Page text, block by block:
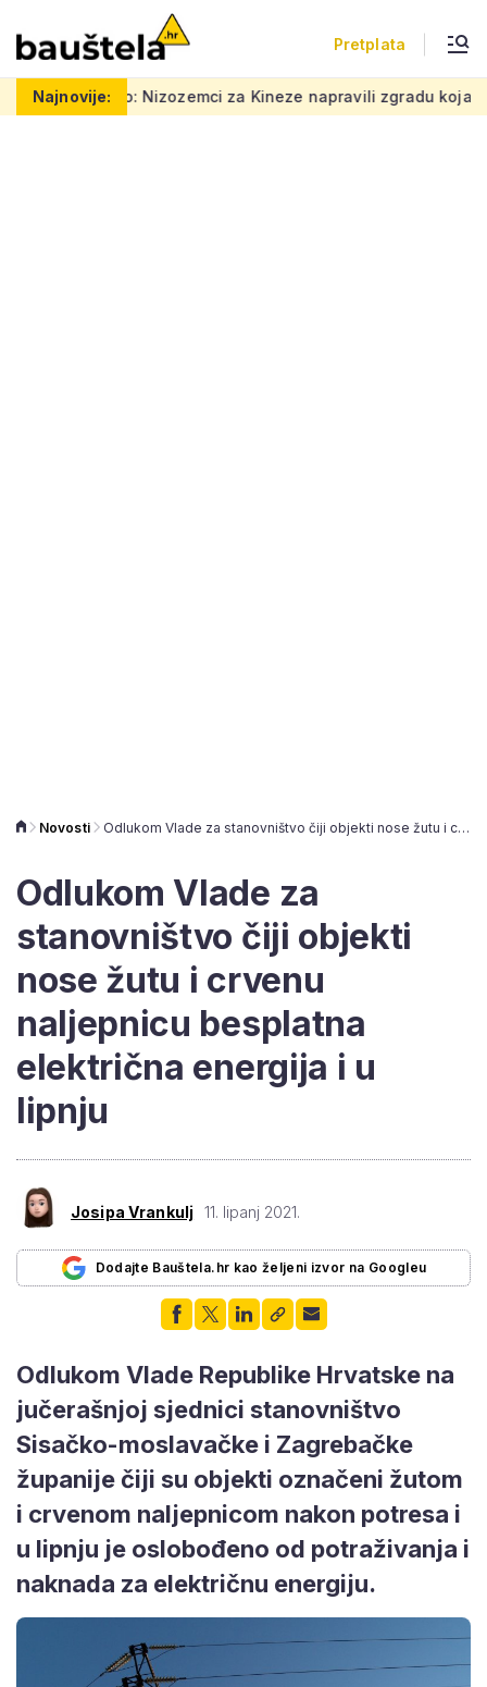
Pretplata
Najnovije:za Kineze napravili zgradu koja pomiče granice,
Novosti Odlukom Vlade za stanovništvo čiji objekti nose žutu i crvenu naljepnicu besplatna električna energija i u lipnju
Odlukom Vlade za
stanovništvo čiji objekti
nose žutu i crvenu
naljepnicu besplatna
električna energija i u
lipnju
Josipa Vrankulj 11. lipanj 2021.
Dodajte Bauštela.hr kao željeni izvor na Googleu
Odlukom Vlade Republike Hrvatske na
jučerašnjoj sjednici stanovništvo
Sisačko-moslavačke i Zagrebačke
županije čiji su objekti označeni žutom
i crvenom naljepnicom nakon potresa i
u lipnju je oslobođeno od potraživanja i
naknada za električnu energiju.